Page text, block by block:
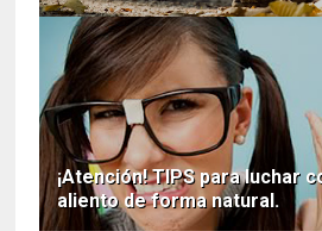
¡Atención! TIPS para luchar
aliento de forma natural.